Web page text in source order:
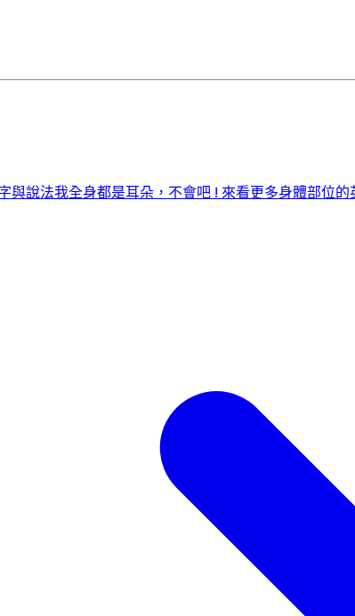
與說法我全身都是耳朵，不會吧 ! 來看更多身體部位的